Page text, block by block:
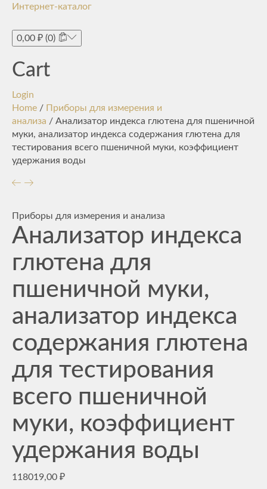
Интернет-каталог
0,00 ₽ (0)
Cart
Login
Home / Приборы для измерения и
анализа / Анализатор индекса глютена для пшеничной
муки, анализатор индекса содержания глютена для
тестирования всего пшеничной муки, коэффициент
удержания воды
Приборы для измерения и анализа
Анализатор индекса
глютена для
пшеничной муки,
анализатор индекса
содержания глютена
для тестирования
всего пшеничной
муки, коэффициент
удержания воды
118019,00 ₽